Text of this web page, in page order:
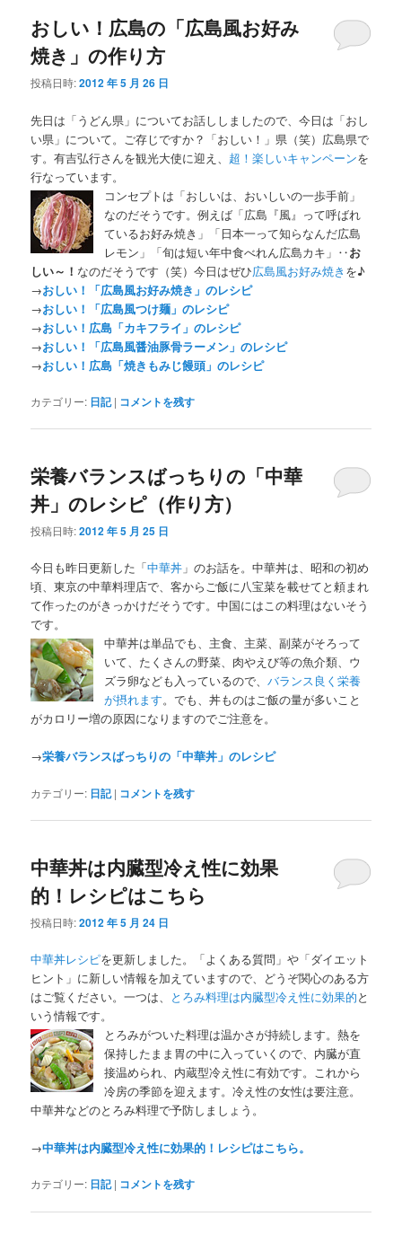
おしい！広島の「広島風お好み
焼き」の作り方
投稿日時:2012 年 5 月 26 日
先日は「うどん県」についてお話ししましたので、今日は「おし
い県」について。ご存じですか？「おしい！」県（笑）広島県で
す。有吉弘行さんを観光大使に迎え、 超！楽しいキャンペーンを
行なっています。
コンセプトは「おしいは、おいしいの一歩手前」
なのだそうです。例えば「広島『風』って呼ばれ
ているお好み焼き」「日本一って知らなんだ広島
レモン」「旬は短い年中食べれん広島カキ」‥お
しい～！ なのだそうです（笑）今日はぜひ広島風お好み焼き を♪
→おしい！「広島風お好み焼き」のレシピ
→おしい！「広島風つけ麺」のレシピ
→おしい！広島「カキフライ」のレシピ
→おしい！「広島風醤油豚骨ラーメン」のレシピ
→おしい！広島「焼きもみじ饅頭」のレシピ
カテゴリー: 日記 | コメントを残す
栄養バランスばっちりの「中華
丼」のレシピ（作り方）
投稿日時:2012 年 5 月 25 日
今日も昨日更新した「中華丼 」のお話を。中華丼は、昭和の初め
頃、東京の中華料理店で、客からご飯に八宝菜を載せてと頼まれ
て作ったのがきっかけだそうです。中国にはこの料理はないそう
です。
中華丼は単品でも、主食、主菜、副菜がそろって
いて、たくさんの野菜、肉やえび等の魚介類、ウ
ズラ卵なども入っているので、バランス良く栄養
が摂れます。でも、丼ものはご飯の量が多いこと
がカロリー増の原因になりますのでご注意を。
→栄養バランスばっちりの「中華丼」のレシピ
カテゴリー: 日記 | コメントを残す
中華丼は内臓型冷え性に効果
的！レシピはこちら
投稿日時:2012 年 5 月 24 日
中華丼レシピを更新しました。「よくある質問」や「ダイエット
ヒント」に新しい情報を加えていますので、どうぞ関心のある方
はご覧ください。一つは、
とろみ料理は内臓型冷え性に効果的と
いう情報です。
とろみがついた料理は温かさが持続します。熱を
保持したまま胃の中に入っていくので、内臓が直
接温められ、内蔵型冷え性に有効です。これから
冷房の季節を迎えます。冷え性の女性は要注意。
中華丼などのとろみ料理で予防しましょう。
→中華丼は内臓型冷え性に効果的！レシピはこちら。
カテゴリー: 日記 | コメントを残す